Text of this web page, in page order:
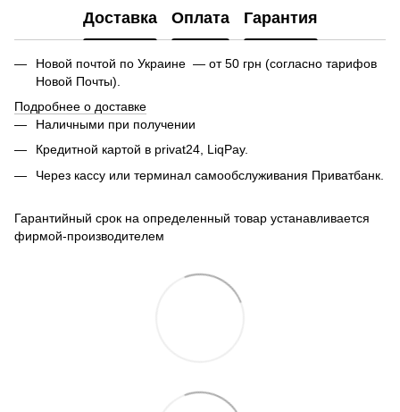
Доставка Оплата Гарантия
Новой почтой по Украине — от 50 грн (согласно тарифов
Новой Почты).
Подробнее о доставке
Наличными при получении
Кредитной картой в privat24, LiqPay.
Через кассу или терминал самообслуживания Приватбанк.
Гарантийный срок на определенный товар устанавливается
фирмой-производителем